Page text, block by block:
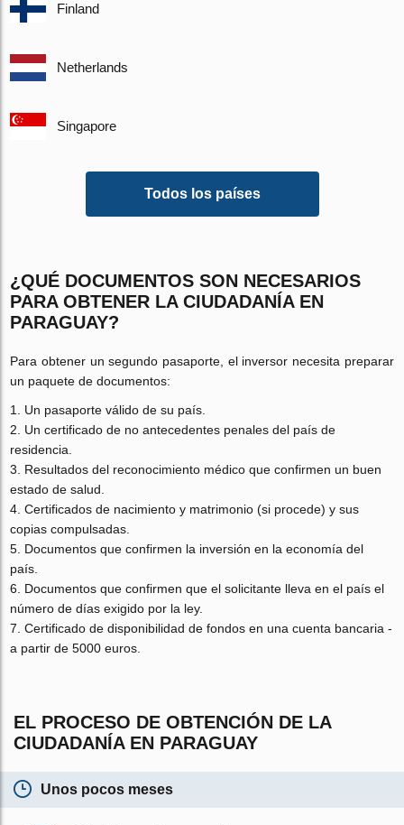
Finland
Netherlands
Singapore
Todos los países
¿QUÉ DOCUMENTOS SON NECESARIOS
PARA OBTENER LA CIUDADANÍA EN
PARAGUAY?
Para obtener un segundo pasaporte, el inversor necesita preparar
un paquete de documentos:
Un pasaporte válido de su país.
Un certificado de no antecedentes penales del país de
residencia.
Resultados del reconocimiento médico que confirmen un buen
estado de salud.
Certificados de nacimiento y matrimonio (si procede) y sus
copias compulsadas.
Documentos que confirmen la inversión en la economía del
país.
Documentos que confirmen que el solicitante lleva en el país el
número de días exigido por la ley.
Certificado de disponibilidad de fondos en una cuenta bancaria -
a partir de 5000 euros.
EL PROCESO DE OBTENCIÓN DE LA
CIUDADANÍA EN PARAGUAY
Unos pocos meses